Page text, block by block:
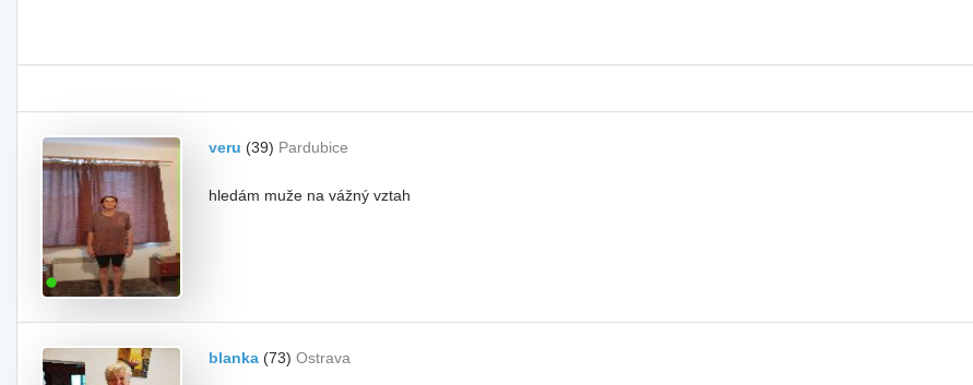
veru (39) Pardubice
hledám muže na vážný vztah
blanka (73) Ostrava